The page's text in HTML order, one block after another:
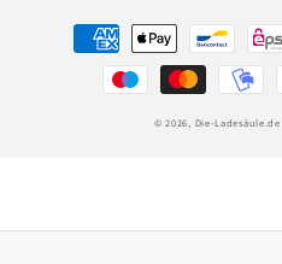
Zahlungsmethoden
© 2026, Die-Ladesäule.de